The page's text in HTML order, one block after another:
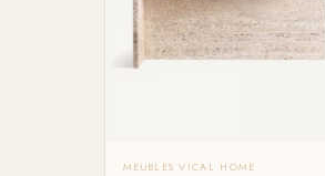
MEUBLES VICAL HOME